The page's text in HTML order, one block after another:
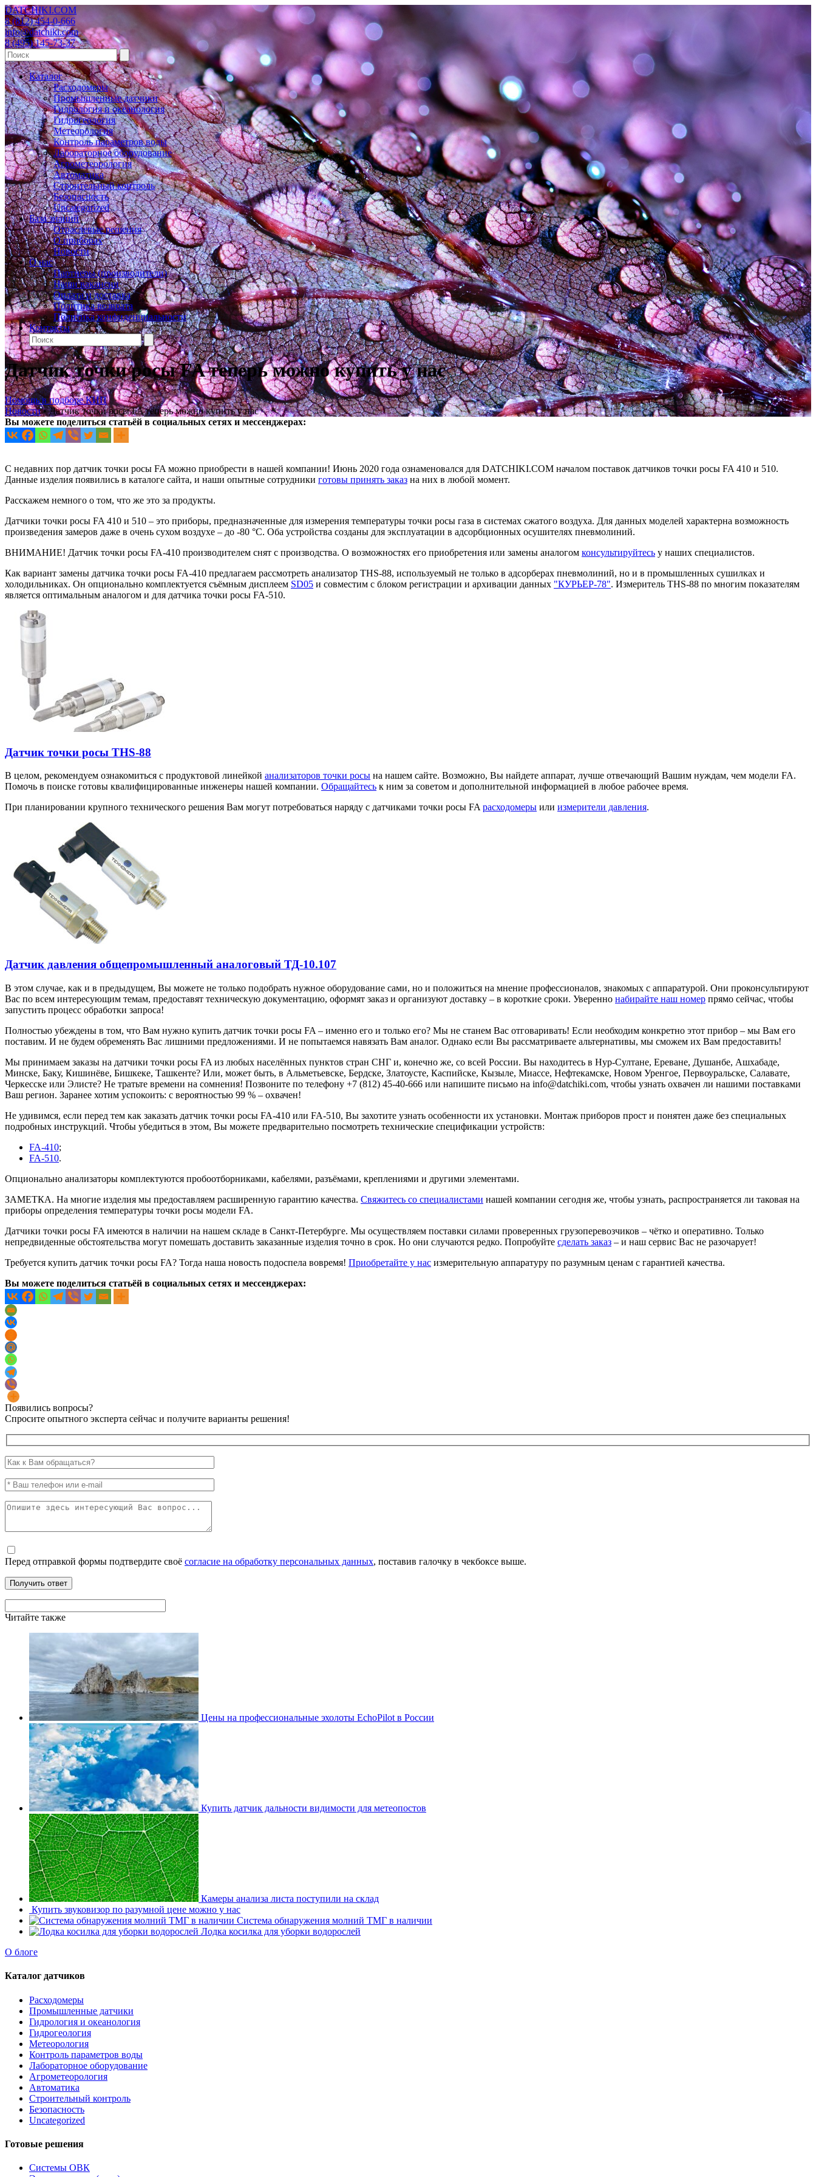
DATCHIKI.COM
8 (812) 454-0-666
info@datchiki.com
8 (495) 145-73-37
Каталог
Расходомеры
Промышленные датчики
Гидрология и океанология
Гидрогеология
Метеорология
Контроль параметров воды
Лабораторное оборудование
Агрометеорология
Автоматика
Строительный контроль
Безопасность
Uncategorized
База знаний
Отраслевые решения
О приборах
Новости
О нас
Партнеры (производители)
Наши вакансии
Оплата и доставка
Политика возврата
Политика конфиденциальности
Контакты
Датчик точки росы FA теперь можно купить у нас
Помощь в подборе КИП
Новости•Датчик точки росы FA теперь можно купить у нас
Вы можете поделиться статьёй в социальных сетях и мессенджерах:
С недавних пор датчик точки росы FA можно приобрести в нашей компании! Июнь 2020 года ознаменовался для DATCHIKI.COM началом поставок датчиков точки росы FA 410 и 510.
Данные изделия появились в каталоге сайта, и наши опытные сотрудники готовы принять заказ на них в любой момент.
Расскажем немного о том, что же это за продукты.
Датчики точки росы FA 410 и 510 – это приборы, предназначенные для измерения температуры точки росы газа в системах сжатого воздуха. Для данных моделей характерна возможность
произведения замеров даже в очень сухом воздухе – до -80 °C. Оба устройства созданы для эксплуатации в адсорбционных осушителях пневмолиний.
ВНИМАНИЕ! Датчик точки росы FA-410 производителем снят с производства. О возможностях его приобретения или замены аналогом консультируйтесь у наших специалистов.
Как вариант замены датчика точки росы FA-410 предлагаем рассмотреть анализатор THS-88, используемый не только в адсорберах пневмолиний, но и в промышленных сушилках и
холодильниках. Он опционально комплектуется съёмным дисплеем SD05 и совместим с блоком регистрации и архивации данных "КУРЬЕР-78". Измеритель THS-88 по многим показателям
является оптимальным аналогом и для датчика точки росы FA-510.
Датчик точки росы THS-88
В целом, рекомендуем ознакомиться с продуктовой линейкой анализаторов точки росы на нашем сайте. Возможно, Вы найдете аппарат, лучше отвечающий Вашим нуждам, чем модели FA.
Помочь в поиске готовы квалифицированные инженеры нашей компании. Обращайтесь к ним за советом и дополнительной информацией в любое рабочее время.
При планировании крупного технического решения Вам могут потребоваться наряду с датчиками точки росы FA расходомеры или измерители давления.
Датчик давления общепромышленный аналоговый ТД-10.107
В этом случае, как и в предыдущем, Вы можете не только подобрать нужное оборудование сами, но и положиться на мнение профессионалов, знакомых с аппаратурой. Они проконсультируют
Вас по всем интересующим темам, предоставят техническую документацию, оформят заказ и организуют доставку – в короткие сроки. Уверенно набирайте наш номер прямо сейчас, чтобы
запустить процесс обработки запроса!
Полностью убеждены в том, что Вам нужно купить датчик точки росы FA – именно его и только его? Мы не станем Вас отговаривать! Если необходим конкретно этот прибор – мы Вам его
поставим. И не будем обременять Вас лишними предложениями. И не попытаемся навязать Вам аналог. Однако если Вы рассматриваете альтернативы, мы сможем их Вам предоставить!
Мы принимаем заказы на датчики точки росы FA из любых населённых пунктов стран СНГ и, конечно же, со всей России. Вы находитесь в Нур-Султане, Ереване, Душанбе, Ашхабаде,
Минске, Баку, Кишинёве, Бишкеке, Ташкенте? Или, может быть, в Альметьевске, Бердске, Златоусте, Каспийске, Кызыле, Миассе, Нефтекамске, Новом Уренгое, Первоуральске, Салавате,
Черкесске или Элисте? Не тратьте времени на сомнения! Позвоните по телефону +7 (812) 45-40-666 или напишите письмо на info@datchiki.com, чтобы узнать охвачен ли нашими поставками
Ваш регион. Заранее хотим успокоить: с вероятностью 99 % – охвачен!
Не удивимся, если перед тем как заказать датчик точки росы FA-410 или FA-510, Вы захотите узнать особенности их установки. Монтаж приборов прост и понятен даже без специальных
подробных инструкций. Чтобы убедиться в этом, Вы можете предварительно посмотреть технические спецификации устройств:
FA-410;
FA-510.
Опционально анализаторы комплектуются пробоотборниками, кабелями, разъёмами, креплениями и другими элементами.
ЗАМЕТКА. На многие изделия мы предоставляем расширенную гарантию качества. Свяжитесь со специалистами нашей компании сегодня же, чтобы узнать, распространяется ли таковая на
приборы определения температуры точки росы модели FA.
Датчики точки росы FA имеются в наличии на нашем складе в Санкт-Петербурге. Мы осуществляем поставки силами проверенных грузоперевозчиков – чётко и оперативно. Только
непредвиденные обстоятельства могут помешать доставить заказанные изделия точно в срок. Но они случаются редко. Попробуйте сделать заказ – и наш сервис Вас не разочарует!
Требуется купить датчик точки росы FA? Тогда наша новость подоспела вовремя! Приобретайте у нас измерительную аппаратуру по разумным ценам с гарантией качества.
Вы можете поделиться статьёй в социальных сетях и мессенджерах:
Появились вопросы?
Спросите опытного эксперта сейчас и получите варианты решения!
Перед отправкой формы подтвердите своё согласие на обработку персональных данных, поставив галочку в чекбоксе выше.
Читайте также
Цены на профессиональные эхолоты EchoPilot в России
Купить датчик дальности видимости для метеопостов
Камеры анализа листа поступили на склад
Купить звуковизор по разумной цене можно у нас
Система обнаружения молний ТМГ в наличии
Лодка косилка для уборки водорослей
О блоге
Каталог датчиков
Расходомеры
Промышленные датчики
Гидрология и океанология
Гидрогеология
Метеорология
Контроль параметров воды
Лабораторное оборудование
Агрометеорология
Автоматика
Строительный контроль
Безопасность
Uncategorized
Готовые решения
Системы ОВК